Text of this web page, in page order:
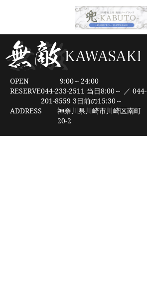
OPEN
9:00～24:00
RESERVE044-233-2511 当日8:00～ ／ 044-
201-8559 3日前の15:30～
ADDRESS
神奈川県川崎市川崎区南町
20-2